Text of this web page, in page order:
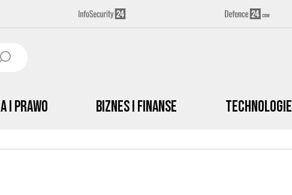
i prawo Biznes i Finanse Technologie